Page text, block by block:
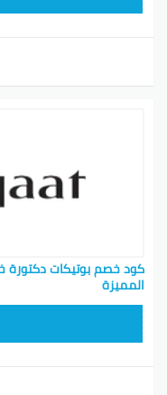
المميزة